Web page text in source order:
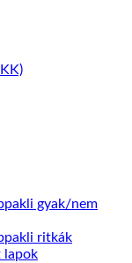
gyak/nem
ritkák
lapok